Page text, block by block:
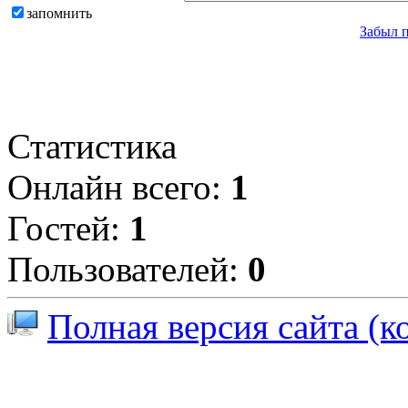
запомнить
Забыл
Статистика
Онлайн всего: 1
Гостей: 1
Пользователей: 0
Полная версия сайта